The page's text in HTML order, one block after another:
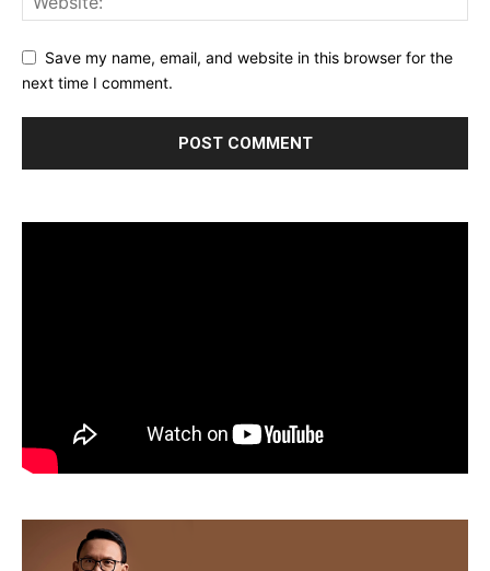
Save my name, email, and website in this browser for the
next time I comment.